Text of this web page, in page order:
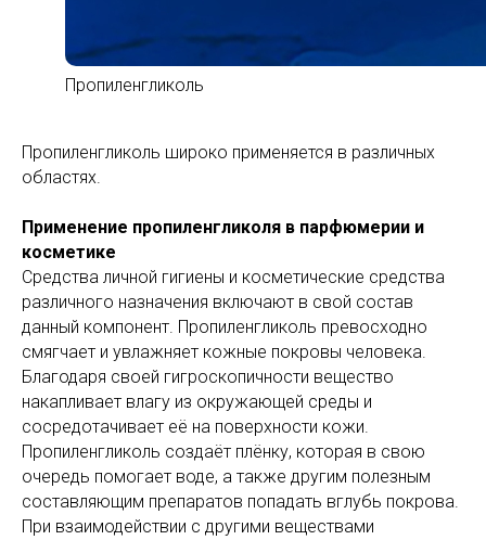
Пропиленгликоль
Пропиленгликоль широко применяется в различных
областях.
Применение пропиленгликоля в парфюмерии и
косметике
Средства личной гигиены и косметические средства
различного назначения включают в свой состав
данный компонент. Пропиленгликоль превосходно
смягчает и увлажняет кожные покровы человека.
Благодаря своей гигроскопичности вещество
накапливает влагу из окружающей среды и
сосредотачивает её на поверхности кожи.
Пропиленгликоль создаёт плёнку, которая в свою
очередь помогает воде, а также другим полезным
составляющим препаратов попадать вглубь покрова.
При взаимодействии с другими веществами